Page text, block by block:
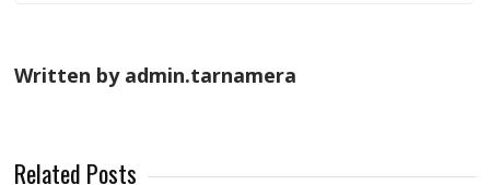
Written by admin.tarnamera
Related Posts